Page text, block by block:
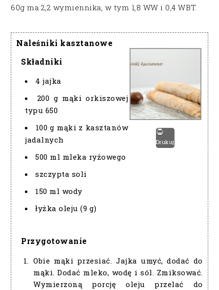
60g ma 2,2 wymiennika, w tym 1,8 WW i 0,4 WBT.
Naleśniki kasztanowe
Drukuj
Składniki
4 jajka
200 g mąki orkiszowej
typu 650
100 g mąki z kasztanów
jadalnych
500 ml mleka ryżowego
szczypta soli
150 ml wody
łyżka oleju (9 g)
Przygotowanie
Obie mąki przesiać. Jajka umyć, dodać do
mąki. Dodać mleko, wodę i sól. Zmiksować.
Wymierzoną porcję oleju przelać do